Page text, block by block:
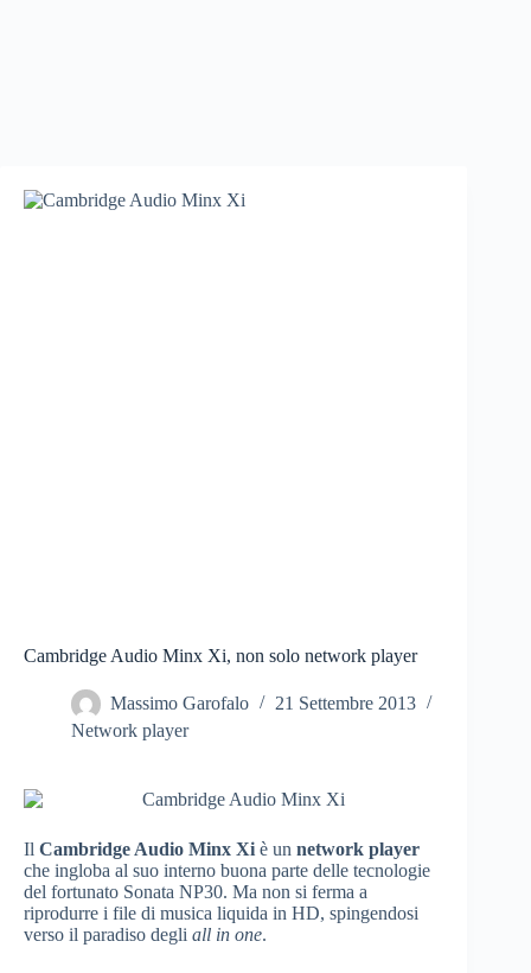
Cambridge Audio Minx Xi, non solo network player
Massimo Garofalo
21 Settembre 2013
Network player
Il Cambridge Audio Minx Xi è un network player
che ingloba al suo interno buona parte delle tecnologie
del fortunato Sonata NP30. Ma non si ferma a
riprodurre i file di musica liquida in HD, spingendosi
verso il paradiso degli all in one.